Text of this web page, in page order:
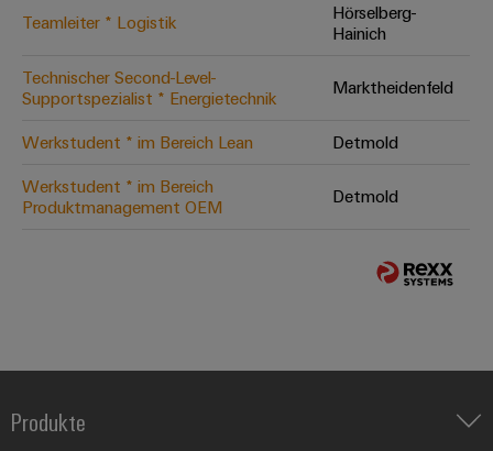
Teamleiter * Logistik
Hörselberg-
Hainich
Technischer Second-Level-
Supportspezialist * Energietechnik
Marktheidenfeld
Werkstudent * im Bereich Lean
Detmold
Werkstudent * im Bereich
Produktmanagement OEM
Detmold
Produkte